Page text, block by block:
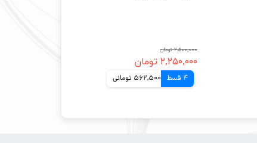
۲,۵۰۰,۰۰۰ تومان
۲,۲۵۰,۰۰۰ تومان
4 قسط 562,500 تومانی